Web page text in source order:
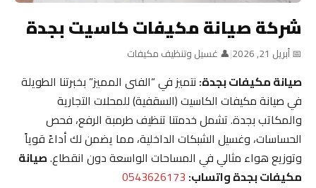
شركة صيانة مكيفات كاسيت بجدة
📅 أبريل 21, 2026 |👤 غسيل وتنظيف مكيفات
صيانة مكيفات بجدة: نتميز في “الفنى المميز” بخبرتنا الطويلة
في صيانة مكيفات الكاسيت (السقفية) للمحلات التجارية
والمكاتب بجدة. تشمل خدمتنا تنظيف طرمبة الرفع، فحص
الحساسات، وغسيل الشبكات الداخلية، مما يضمن لك أداءً قوياً
وتوزيع هواء مثالي في المساحات الواسعة دون انقطاع.صيانة
مكيفات بجدة واتساب: 0543626173